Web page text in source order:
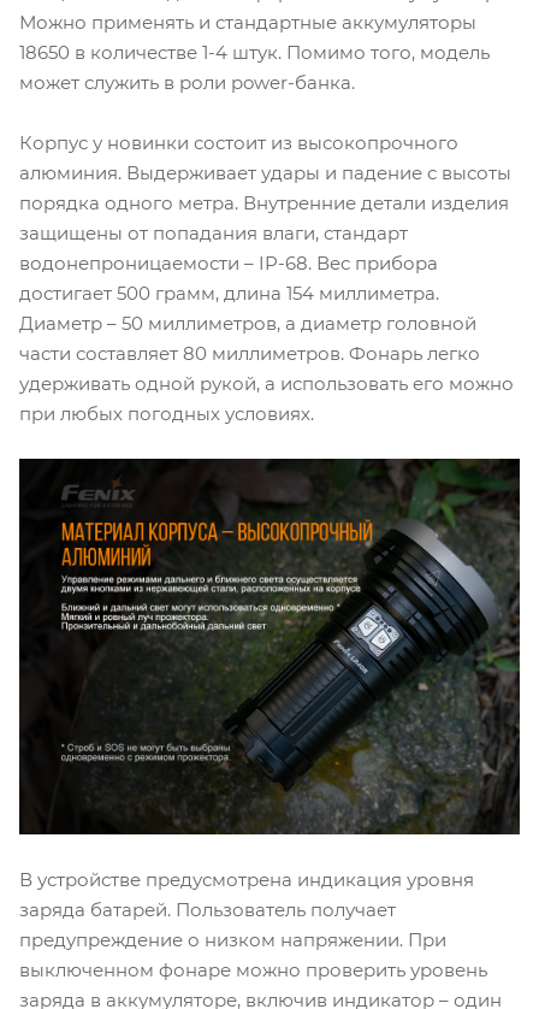
Можно применять и стандартные аккумуляторы
18650 в количестве 1-4 штук. Помимо того, модель
может служить в роли power-банка.
Корпус у новинки состоит из высокопрочного
алюминия. Выдерживает удары и падение с высоты
порядка одного метра. Внутренние детали изделия
защищены от попадания влаги, стандарт
водонепроницаемости – IP-68. Вес прибора
достигает 500 грамм, длина 154 миллиметра.
Диаметр – 50 миллиметров, а диаметр головной
части составляет 80 миллиметров. Фонарь легко
удерживать одной рукой, а использовать его можно
при любых погодных условиях.
В устройстве предусмотрена индикация уровня
заряда батарей. Пользователь получает
предупреждение о низком напряжении. При
выключенном фонаре можно проверить уровень
заряда в аккумуляторе, включив индикатор – один